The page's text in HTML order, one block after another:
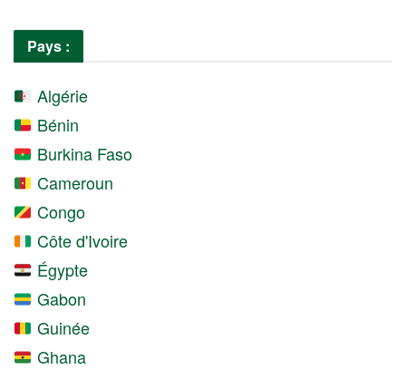
Pays :
Algérie
Bénin
Burkina Faso
Cameroun
Congo
Côte d'Ivoire
Égypte
Gabon
Guinée
Ghana